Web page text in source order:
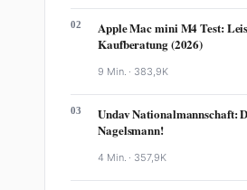
02
Apple Mac mini M4 Test:
Kaufberatung (2026)
9 Min. · 383,9K
03
Undav Nationalmannschaft:
Nagelsmann!
4 Min. · 357,9K